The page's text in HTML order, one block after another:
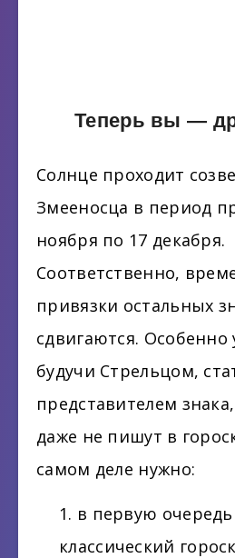
Теперь вы —
Солнце проходит
Змееносца в период
ноября по 17 декабря.
Соответственно,
привязки остальных
сдвигаются. Особенно
будучи Стрельцом,
представителем
даже не пишут в
самом деле нужно:
в первую
классический